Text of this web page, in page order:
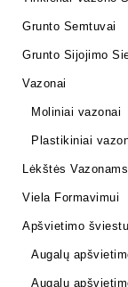
Grunto Semtuvai
Grunto Sijojimo
Vazonai
Moliniai vazonai
Plastikiniai
Lėkštės Vazonams
Viela Formavimui
Apšvietimo
Augalų
Augalų